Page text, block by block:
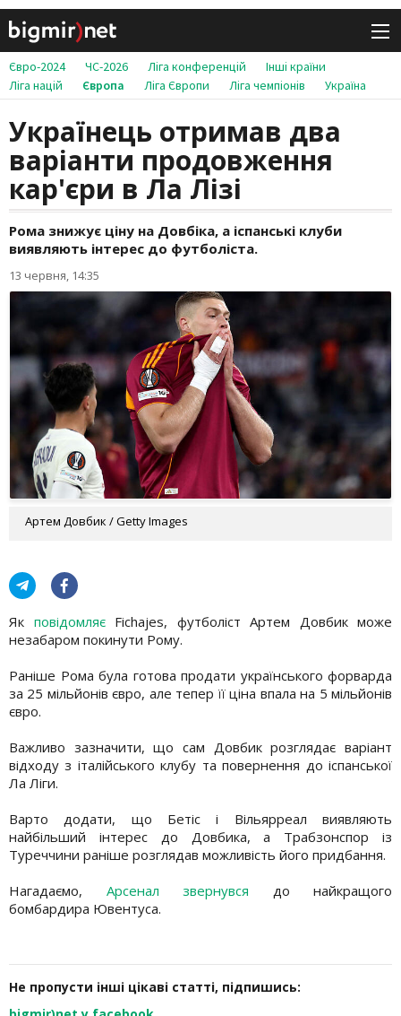
Євро-2024 ЧС-2026 Ліга конференцій
Інші країни
Ліга націй
Європа Ліга Європи Ліга чемпіонів Україна
Українець отримав два
варіанти продовження
кар'єри в Ла Лізі
Рома знижує ціну на Довбіка, а іспанські клуби
виявляють інтерес до футболіста.
13 червня, 14:35
Артем Довбик / Getty Images
Як повідомляє Fichajes, футболіст Артем Довбик може
незабаром покинути Рому.
Раніше Рома була готова продати українського форварда
за 25 мільйонів євро, але тепер її ціна впала на 5 мільйонів
євро.
Важливо зазначити, що сам Довбик розглядає варіант
відходу з італійського клубу та повернення до іспанської
Ла Ліги.
Варто додати, що Бетіс і Вільярреал виявляють
найбільший інтерес до Довбика, а Трабзонспор із
Туреччини раніше розглядав можливість його придбання.
Нагадаємо, Арсенал звернувся до найкращого
бомбардира Ювентуса.
Не пропусти інші цікаві статті, підпишись: